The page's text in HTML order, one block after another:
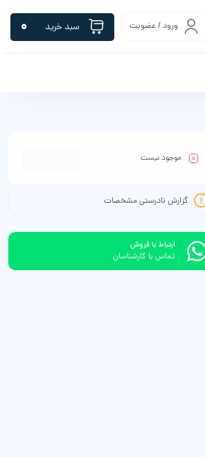
ورود / عضویت سبد خرید 0
موجود نیست
گزارش نادرستی مشخصات
ارتباط با فروش
تماس با کارشناسان